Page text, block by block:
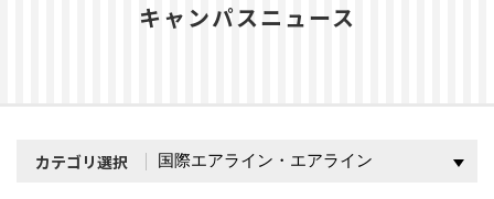
キャンパスニュース
カテゴリ選択